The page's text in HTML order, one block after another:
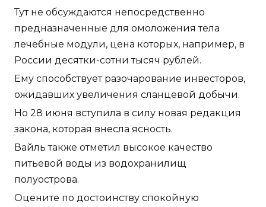
Тут не обсуждаются непосредственно
предназначенные для омоложения тела
лечебные модули, цена которых, например, в
России десятки-сотни тысяч рублей.
Ему способствует разочарование инвесторов,
ожидавших увеличения сланцевой добычи.
Но 28 июня вступила в силу новая редакция
закона, которая внесла ясность.
Вайль также отметил высокое качество
питьевой воды из водохранилищ
полуострова.
Оцените по достоинству спокойную